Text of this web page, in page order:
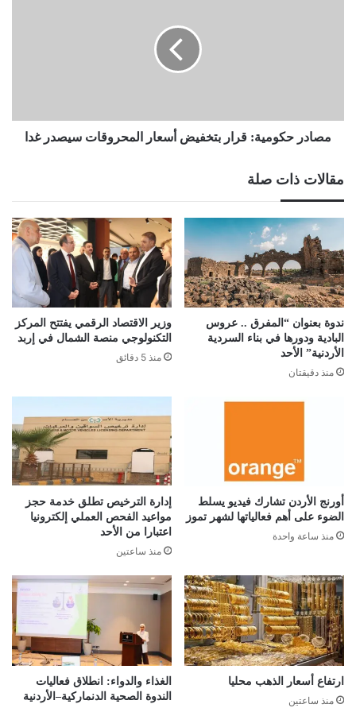
مصادر حكومية: قرار بتخفيض أسعار المحروقات سيصدر غدا
مقالات ذات صلة
ندوة بعنوان “المفرق .. عروس
البادية ودورها في بناء السردية
الأردنية” الأحد
منذ دقيقتان
وزير الاقتصاد الرقمي يفتتح المركز
التكنولوجي منصة الشمال في إربد
منذ 5 دقائق
أورنج الأردن تشارك فيديو يسلط
الضوء على أهم فعالياتها لشهر تموز
منذ ساعة واحدة
إدارة الترخيص تطلق خدمة حجز
مواعيد الفحص العملي إلكترونيا
اعتبارا من الأحد
منذ ساعتين
ارتفاع أسعار الذهب محليا
منذ ساعتين
الغذاء والدواء: انطلاق فعاليات
الندوة الصحية الدنماركية–الأردنية